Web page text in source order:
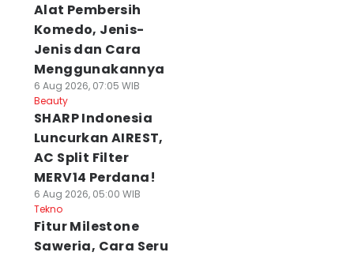
Alat Pembersih
Komedo, Jenis-
Jenis dan Cara
Menggunakannya
6 Aug 2026, 07:05 WIB
Beauty
SHARP Indonesia
Luncurkan AIREST,
AC Split Filter
MERV14 Perdana!
6 Aug 2026, 05:00 WIB
Tekno
Fitur Milestone
Saweria, Cara Seru